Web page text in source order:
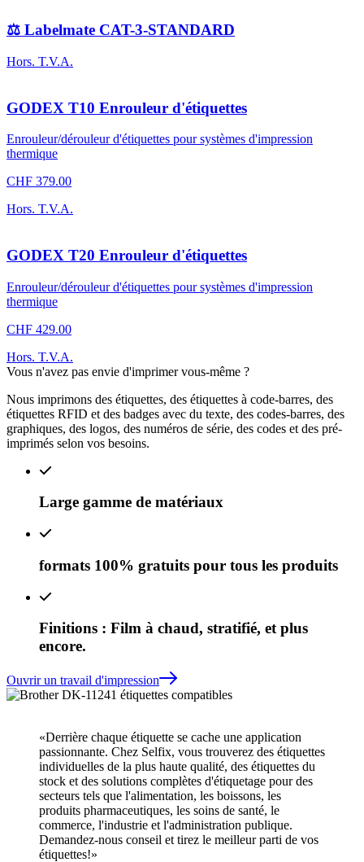
⚖️ Labelmate CAT-3-STANDARD
Hors. T.V.A.
GODEX T10 Enrouleur d'étiquettes
Enrouleur/dérouleur d'étiquettes pour systèmes d'impression
thermique
CHF 379.00
Hors. T.V.A.
GODEX T20 Enrouleur d'étiquettes
Enrouleur/dérouleur d'étiquettes pour systèmes d'impression
thermique
CHF 429.00
Hors. T.V.A.
Vous n'avez pas envie d'imprimer vous-même ?
Nous imprimons des étiquettes, des étiquettes à code-barres, des
étiquettes RFID et des badges avec du texte, des codes-barres, des
graphiques, des logos, des numéros de série, des codes et des pré-
imprimés selon vos besoins.
Large gamme de matériaux
formats 100% gratuits pour tous les produits
Finitions : Film à chaud, stratifié, et plus
encore.
Ouvrir un travail d'impression
«Derrière chaque étiquette se cache une application
passionnante. Chez Selfix, vous trouverez des étiquettes
individuelles de la plus haute qualité, des étiquettes du
stock et des solutions complètes d'étiquetage pour des
secteurs tels que l'alimentation, les boissons, les
produits pharmaceutiques, les soins de santé, le
commerce, l'industrie et l'administration publique.
Demandez-nous conseil et tirez le meilleur parti de vos
étiquettes!»